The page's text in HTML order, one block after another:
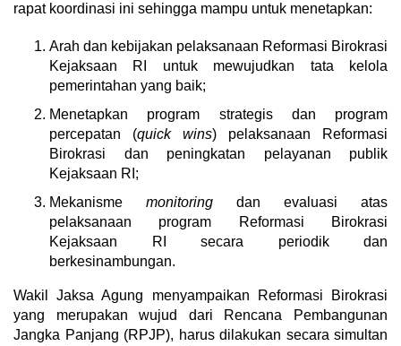
rapat koordinasi ini sehingga mampu untuk menetapkan:
Arah dan kebijakan pelaksanaan Reformasi Birokrasi
Kejaksaan RI untuk mewujudkan tata kelola
pemerintahan yang baik;
Menetapkan program strategis dan program
percepatan (quick wins) pelaksanaan Reformasi
Birokrasi dan peningkatan pelayanan publik
Kejaksaan RI;
Mekanisme monitoring dan evaluasi atas
pelaksanaan program Reformasi Birokrasi
Kejaksaan RI secara periodik dan
berkesinambungan.
Wakil Jaksa Agung menyampaikan Reformasi Birokrasi
yang merupakan wujud dari Rencana Pembangunan
Jangka Panjang (RPJP), harus dilakukan secara simultan